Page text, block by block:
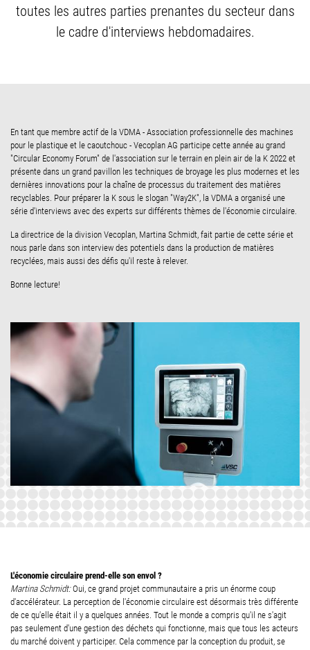
toutes les autres parties prenantes du secteur dans
le cadre d'interviews hebdomadaires.
En tant que membre actif de la VDMA - Association professionnelle des machines
pour le plastique et le caoutchouc - Vecoplan AG participe cette année au grand
"Circular Economy Forum" de l'association sur le terrain en plein air de la K 2022 et
présente dans un grand pavillon les techniques de broyage les plus modernes et les
dernières innovations pour la chaîne de processus du traitement des matières
recyclables. Pour préparer la K sous le slogan "Way2K", la VDMA a organisé une
série d'interviews avec des experts sur différents thèmes de l'économie circulaire.
La directrice de la division Vecoplan, Martina Schmidt, fait partie de cette série et
nous parle dans son interview des potentiels dans la production de matières
recyclées, mais aussi des défis qu'il reste à relever.
Bonne lecture!
L'économie circulaire prend-elle son envol ?
Martina Schmidt: Oui, ce grand projet communautaire a pris un énorme coup
d'accélérateur. La perception de l'économie circulaire est désormais très différente
de ce qu'elle était il y a quelques années. Tout le monde a compris qu'il ne s'agit
pas seulement d'une gestion des déchets qui fonctionne, mais que tous les acteurs
du marché doivent y participer. Cela commence par la conception du produit, se